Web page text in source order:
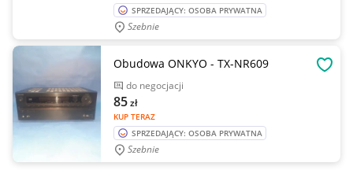
SPRZEDAJĄCY: OSOBA PRYWATNA
Szebnie
Obudowa ONKYO - TX-NR609
do negocjacji
KUP TERAZ
85zł
SPRZEDAJĄCY: OSOBA PRYWATNA
Szebnie